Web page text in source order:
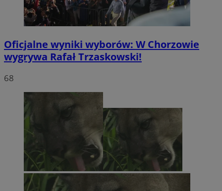
Oficjalne wyniki wyborów: W Chorzowie
wygrywa Rafał Trzaskowski!
68